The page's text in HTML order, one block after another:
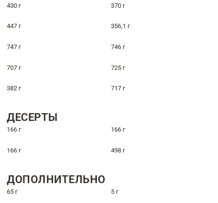
430 г 370 г
447 г 356,1 г
747 г 746 г
707 г 725 г
382 г 717 г
ДЕСЕРТЫ
166 г 166 г
166 г 498 г
ДОПОЛНИТЕЛЬНО
65 г 5 г